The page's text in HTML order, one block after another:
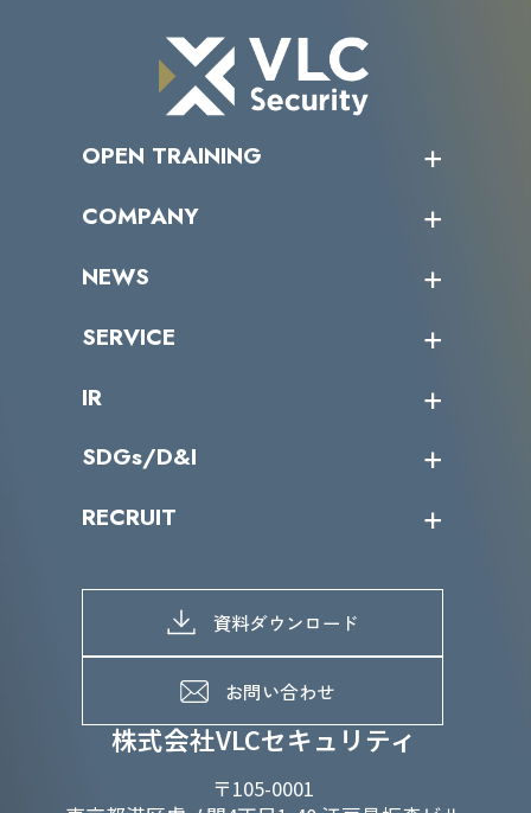
株式会社VLCセキュリティ
〒105-0001
OPEN TRAINING
受講者の声
COMPANY
トップメッセージ
ミッション／ビジョン
パートナー企業一覧
NEWS
サイバーニュース
SERVICE
カテゴリー別サービス一覧
IR
IRカレンダー
IRライブラリー
よくあるご質問
SDGs/D&I
当グループのマテリアリティ
SDGs推進体制
D&Iの取り組み
RECRUIT
募集職種一覧
メッセージ
メンバーインタビュー
資料ダウンロード
お問い合わせ